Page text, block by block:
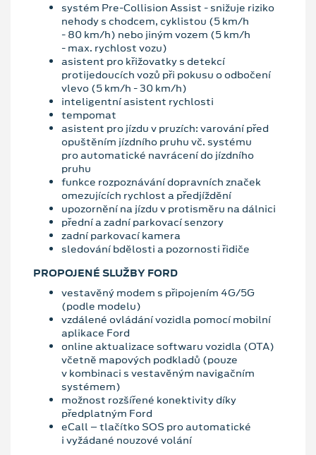
systém Pre-Collision Assist - snižuje riziko
nehody s chodcem, cyklistou (5 km/h
- 80 km/h) nebo jiným vozem (5 km/h
- max. rychlost vozu)
asistent pro křižovatky s detekcí
protijedoucích vozů při pokusu o odbočení
vlevo (5 km/h - 30 km/h)
inteligentní asistent rychlosti
tempomat
asistent pro jízdu v pruzích: varování před
opuštěním jízdního pruhu vč. systému
pro automatické navrácení do jízdního
pruhu
funkce rozpoznávání dopravních značek
omezujících rychlost a předjíždění
upozornění na jízdu v protisměru na dálnici
přední a zadní parkovací senzory
zadní parkovací kamera
sledování bdělosti a pozornosti řidiče
PROPOJENÉ SLUŽBY FORD
vestavěný modem s připojením 4G/5G
(podle modelu)
vzdálené ovládání vozidla pomocí mobilní
aplikace Ford
online aktualizace softwaru vozidla (OTA)
včetně mapových podkladů (pouze
v kombinaci s vestavěným navigačním
systémem)
možnost rozšířené konektivity díky
předplatným Ford
eCall – tlačítko SOS pro automatické
i vyžádané nouzové volání